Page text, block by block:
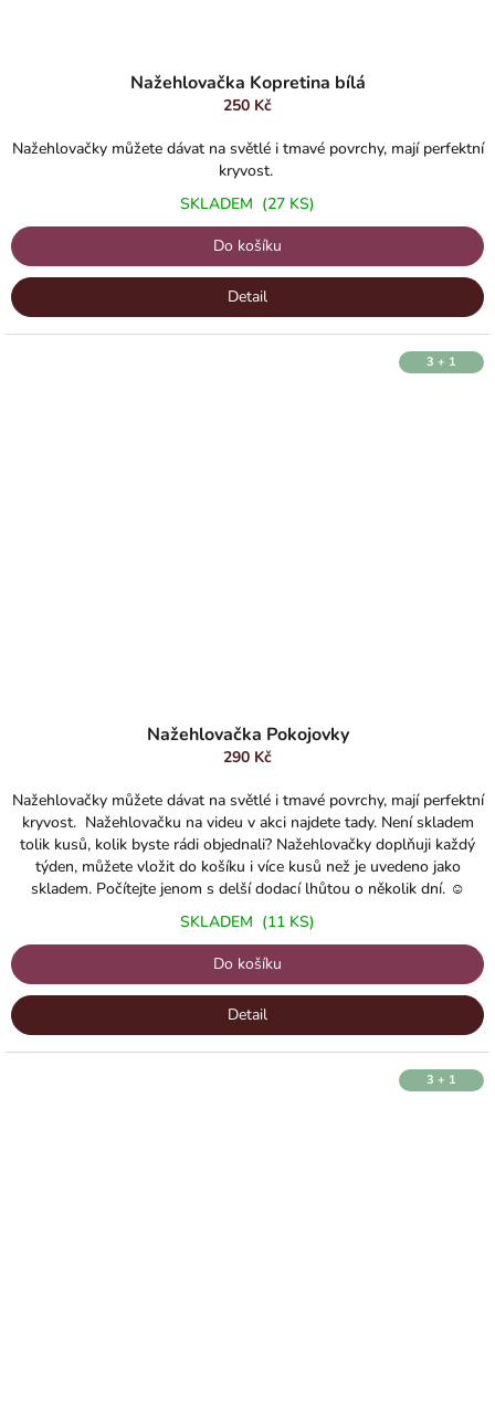
5,0
Nažehlovačka Kopretina bílá
250 Kč
Nažehlovačky můžete dávat na světlé i tmavé povrchy, mají perfektní
kryvost.
SKLADEM (27 KS)
Do košíku
Detail
3 + 1
5,0
hvězdiček.
Nažehlovačka Pokojovky
290 Kč
Nažehlovačky můžete dávat na světlé i tmavé povrchy, mají perfektní
kryvost. Nažehlovačku na videu v akci najdete tady. Není skladem
tolik kusů, kolik byste rádi objednali? Nažehlovačky doplňuji každý
týden, můžete vložit do košíku i více kusů než je uvedeno jako
skladem. Počítejte jenom s delší dodací lhůtou o několik dní. ☺️
SKLADEM (11 KS)
Do košíku
Detail
3 + 1